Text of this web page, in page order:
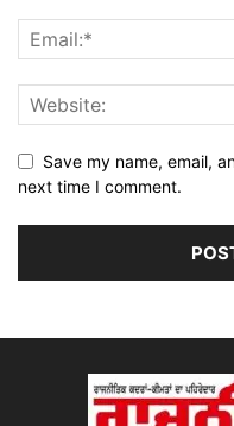
Save my name, email,
next time I comment.